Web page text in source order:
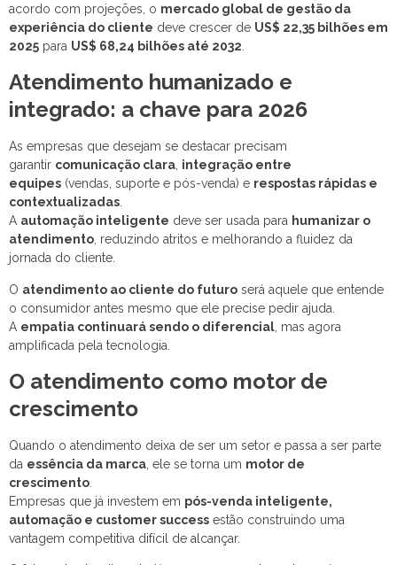
acordo com projeções, o mercado global de gestão da
experiência do cliente deve crescer de US$ 22,35 bilhões em
2025 para US$ 68,24 bilhões até 2032
Atendimento humanizado e
integrado: a chave para 2026
As empresas que desejam se destacar precisam
garantir comunicação clara, integração entre
equipes (vendas, suporte e pós-venda) e respostas rápidas e
contextualizadas.
A automação inteligente deve ser usada para humanizar o
atendimento, reduzindo atritos e melhorando a fluidez da
jornada do cliente.
O atendimento ao cliente do futuro será aquele que entende
o consumidor antes mesmo que ele precise pedir ajuda.
A empatia continuará sendo o diferencial , mas agora
amplificada pela tecnologia.
O atendimento como motor de
crescimento
Quando o atendimento deixa de ser um setor e passa a ser parte
da essência da marca , ele se torna um motor de
crescimento
Empresas que já investem em pós-venda inteligente,
automação e customer success estão construindo uma
vantagem competitiva difícil de alcançar.